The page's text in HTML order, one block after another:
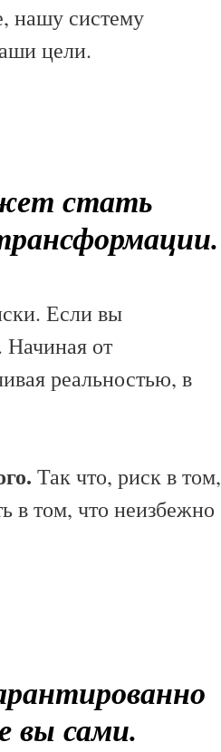
нашу систему
цели.
стать
Если вы
Начиная от
реальностью, в
Так что, риск в том,
в том, что неизбежно
вы сами.